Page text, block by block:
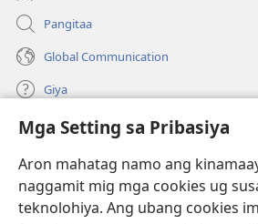
Mga Setting sa Pribasiya
Aron mahatag namo ang
naggamit mig mga cookies ug
teknolohiya. Ang ubang cookies
Pangitaa
Global Communication
Giya
Donasyon
(mo-
open
bag-
ong
Watchtower ONLINE NGA LIBRARYA
(mo-
open